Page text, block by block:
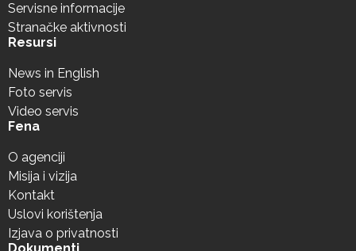
Servisne informacije
Stranačke aktivnosti
Resursi
News in English
Foto servis
Video servis
Fena
O agenciji
Misija i vizija
Kontakt
Uslovi korištenja
Izjava o privatnosti